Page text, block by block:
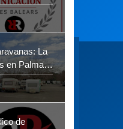
en la
del Govern
La
en Palma y
de